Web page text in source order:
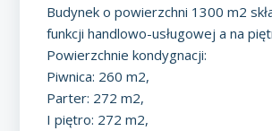
Budynek o powierzchni 1300 m2
funkcji handlowo-usługowej a na
Powierzchnie kondygnacji:
Piwnica: 260 m2,
Parter: 272 m2,
I piętro: 272 m2,